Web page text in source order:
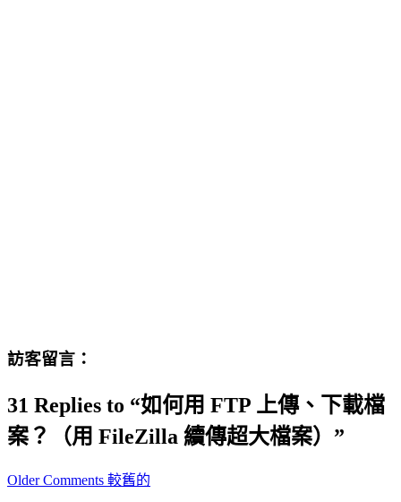
訪客留言：
31 Replies to “如何用 FTP 上傳、下載檔
案？（用 FileZilla 續傳超大檔案）”
Comment
Older Comments 較舊的